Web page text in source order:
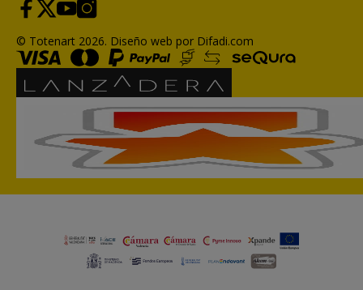
© Totenart 2026. Diseño web por Difadi.com